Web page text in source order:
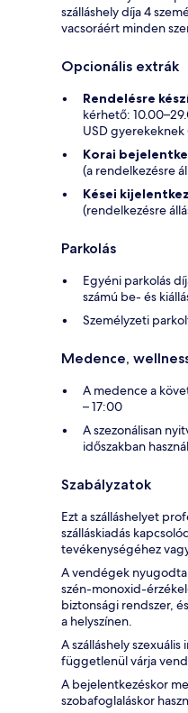
szálláshely díja 4
vacsoráért minden
Opcionális extrák
Rendelésre
kérhető:
USD gyerekeknek
Korai
(a rendelkezésre
Kései
(rendelkezésre
Parkolás
Egyéni parkolás
számú be- és
Személyzeti
Medence,
A medence a
– 17:00
A szezonálisan
időszakban
Szabályzatok
Ezt a szálláshelyet
szálláskiadás
tevékenységéhez
A vendégek
szén-monoxid-
biztonsági rendszer,
a helyszínen.
A szálláshely
függetlenül várja
A bejelentkezéskor
szobafoglaláskor